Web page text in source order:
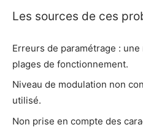
Les sources de ces
Erreurs de paramétrage :
plages de fonctionnement.
Niveau de modulation non
utilisé.
Non prise en compte des